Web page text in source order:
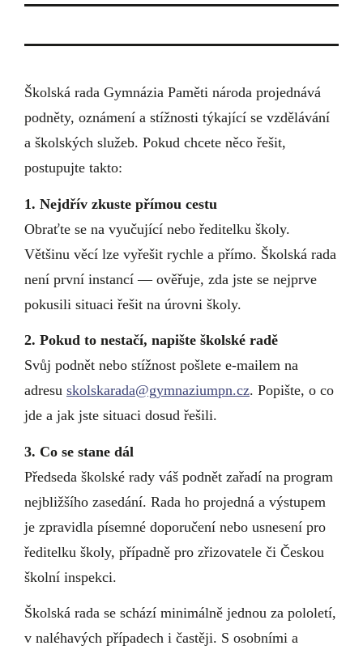
Školská rada Gymnázia Paměti národa projednává
podněty, oznámení a stížnosti týkající se vzdělávání
a školských služeb. Pokud chcete něco řešit,
postupujte takto:
1. Nejdřív zkuste přímou cestu
Obraťte se na vyučující nebo ředitelku školy.
Většinu věcí lze vyřešit rychle a přímo. Školská rada
není první instancí — ověřuje, zda jste se nejprve
pokusili situaci řešit na úrovni školy.
2. Pokud to nestačí, napište školské radě
Svůj podnět nebo stížnost pošlete e-mailem na
adresu skolskarada@gymnaziumpn.cz. Popište, o co
jde a jak jste situaci dosud řešili.
3. Co se stane dál
Předseda školské rady váš podnět zařadí na program
nejbližšího zasedání. Rada ho projedná a výstupem
je zpravidla písemné doporučení nebo usnesení pro
ředitelku školy, případně pro zřizovatele či Českou
školní inspekci.
Školská rada se schází minimálně jednou za pololetí,
v naléhavých případech i častěji. S osobními a